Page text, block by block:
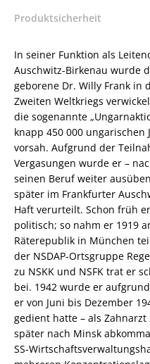
8
978-
3-
82-
604151-
8
Menge
Produktsicherheit
In seiner Funktion als
Auschwitz-Birkenau wurde
geborene Dr. Willy Frank in
Zweiten Weltkriegs
die sogenannte
knapp 450 000
vorsah. Aufgrund der
Vergasungen wurde er –
seinen Beruf weiter
später im Frankfurter
Haft verurteilt. Schon früh
politisch; so nahm er 1919
Räterepublik in München
der NSDAP-Ortsgruppe
zu NSKK und NSFK trat er
bei. 1942 wurde er
er von Juni bis Dezember
gedient hatte – als
später nach Minsk
SS-